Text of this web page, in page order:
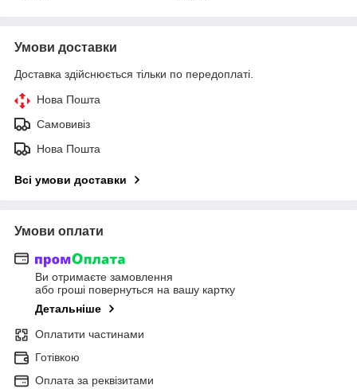
Умови доставки
Доставка здійснюється тільки по передоплаті.
Нова Пошта
Самовивіз
Нова Пошта
Всі умови доставки
Умови оплати
Ви отримаєте замовлення
або гроші повернуться на вашу картку
Детальніше
Оплатити частинами
Готівкою
Оплата за реквізитами